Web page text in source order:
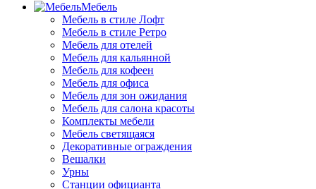
Мебель
Мебель в стиле Лофт
Мебель в стиле Ретро
Мебель для отелей
Мебель для кальянной
Мебель для кофеен
Мебель для офиса
Мебель для зон ожидания
Мебель для салона красоты
Комплекты мебели
Мебель светящаяся
Декоративные ограждения
Вешалки
Урны
Станции официанта